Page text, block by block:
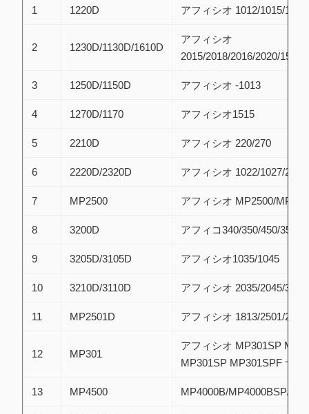
1 1220D アフィシオ 1012/1015/
2 1230D/1130D/1610D
アフィシオ
2015/2018/2016/2020/
3 1250D/1150D アフィシオ -1013
4 1270D/1170 アフィシオ1515
5 2210D アフィシオ 220/270
6 2220D/2320D アフィシオ 1022/1027/
7 MP2500 アフィシオ MP2500/
8 3200D アフィコ340/350/450/355/
9 3205D/3105D アフィシオ1035/1045
10 3210D/3110D アフィシオ 2035/2045/
11 MP2501D アフィシオ 1813/2501/2001
12 MP301
アフィシオ MP301SP
MP301SP MP301SPF サヴ
13 MP4500 MP4000B/MP4000BSP/